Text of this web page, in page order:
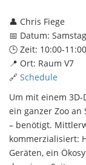
👤 Chris Fiege
📅 Datum:
🕒 Zeit: 10:00-11:00
📍 Ort: Raum V7
🔗 Schedule
Um mit einem
ein ganzer Zoo
– benötigt.
kommerzialisiert:
Geräten, ein